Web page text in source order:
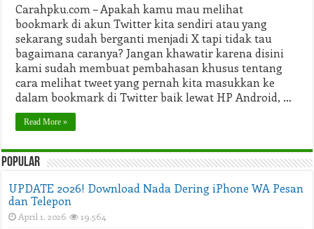
Carahpku.com – Apakah kamu mau melihat
bookmark di akun Twitter kita sendiri atau yang
sekarang sudah berganti menjadi X tapi tidak tau
bagaimana caranya? Jangan khawatir karena disini
kami sudah membuat pembahasan khusus tentang
cara melihat tweet yang pernah kita masukkan ke
dalam bookmark di Twitter baik lewat HP Android, …
Read More »
Popular
UPDATE 2026! Download Nada Dering iPhone WA Pesan
dan Telepon
April 1, 2026 19,564